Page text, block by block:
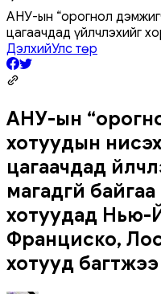
АНУ-ын “орогнол
цагаачдад үйлчлэхийг
ДэлхийУлс төр
АНУ-ын
хотуудын
цагаачдад
магадгүй
хотуудад Нью-
Франциско,
хотууд багтжээ